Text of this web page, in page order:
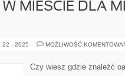
W MIEŚCIE DLA
22 - 2025 MOŻLIWOŚĆ
Czy wiesz gdzie znaleźć